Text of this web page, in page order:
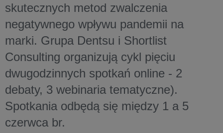
skutecznych metod zwalczenia
negatywnego wpływu pandemii na
marki. Grupa Dentsu i Shortlist
Consulting organizują cykl pięciu
dwugodzinnych spotkań online - 2
debaty, 3 webinaria tematyczne).
Spotkania odbędą się między 1 a 5
czerwca br.